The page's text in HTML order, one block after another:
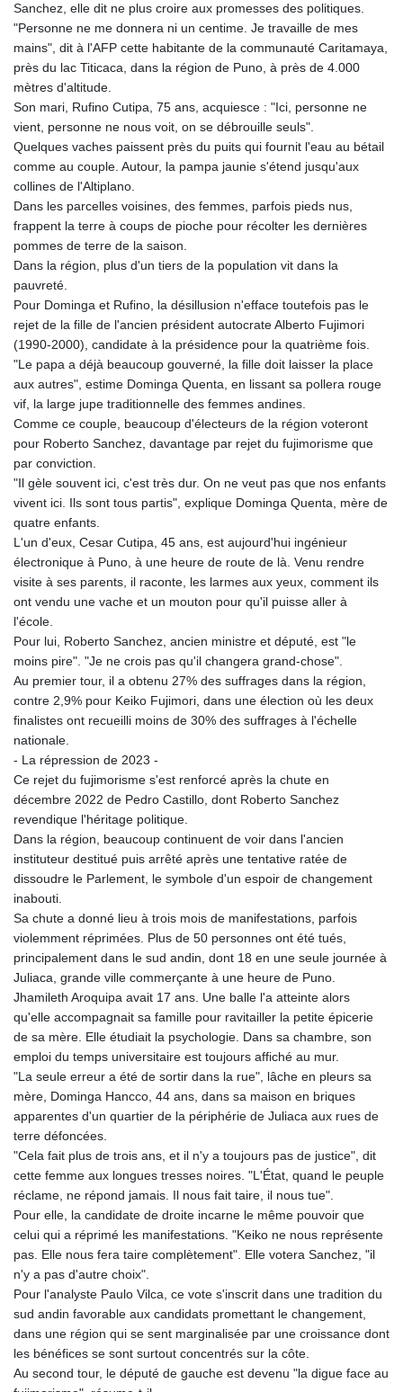
Sanchez, elle dit ne plus croire aux promesses des politiques.
"Personne ne me donnera ni un centime. Je travaille de mes
mains", dit à l'AFP cette habitante de la communauté Caritamaya,
près du lac Titicaca, dans la région de Puno, à près de 4.000
mètres d'altitude.
Son mari, Rufino Cutipa, 75 ans, acquiesce : "Ici, personne ne
vient, personne ne nous voit, on se débrouille seuls".
Quelques vaches paissent près du puits qui fournit l'eau au bétail
comme au couple. Autour, la pampa jaunie s'étend jusqu'aux
collines de l'Altiplano.
Dans les parcelles voisines, des femmes, parfois pieds nus,
frappent la terre à coups de pioche pour récolter les dernières
pommes de terre de la saison.
Dans la région, plus d'un tiers de la population vit dans la
pauvreté.
Pour Dominga et Rufino, la désillusion n'efface toutefois pas le
rejet de la fille de l'ancien président autocrate Alberto Fujimori
(1990-2000), candidate à la présidence pour la quatrième fois.
"Le papa a déjà beaucoup gouverné, la fille doit laisser la place
aux autres", estime Dominga Quenta, en lissant sa pollera rouge
vif, la large jupe traditionnelle des femmes andines.
Comme ce couple, beaucoup d'électeurs de la région voteront
pour Roberto Sanchez, davantage par rejet du fujimorisme que
par conviction.
"Il gèle souvent ici, c'est très dur. On ne veut pas que nos enfants
vivent ici. Ils sont tous partis", explique Dominga Quenta, mère de
quatre enfants.
L'un d'eux, Cesar Cutipa, 45 ans, est aujourd'hui ingénieur
électronique à Puno, à une heure de route de là. Venu rendre
visite à ses parents, il raconte, les larmes aux yeux, comment ils
ont vendu une vache et un mouton pour qu'il puisse aller à
l'école.
Pour lui, Roberto Sanchez, ancien ministre et député, est "le
moins pire". "Je ne crois pas qu'il changera grand-chose".
Au premier tour, il a obtenu 27% des suffrages dans la région,
contre 2,9% pour Keiko Fujimori, dans une élection où les deux
finalistes ont recueilli moins de 30% des suffrages à l'échelle
nationale.
- La répression de 2023 -
Ce rejet du fujimorisme s'est renforcé après la chute en
décembre 2022 de Pedro Castillo, dont Roberto Sanchez
revendique l'héritage politique.
Dans la région, beaucoup continuent de voir dans l'ancien
instituteur destitué puis arrêté après une tentative ratée de
dissoudre le Parlement, le symbole d'un espoir de changement
inabouti.
Sa chute a donné lieu à trois mois de manifestations, parfois
violemment réprimées. Plus de 50 personnes ont été tués,
principalement dans le sud andin, dont 18 en une seule journée à
Juliaca, grande ville commerçante à une heure de Puno.
Jhamileth Aroquipa avait 17 ans. Une balle l'a atteinte alors
qu'elle accompagnait sa famille pour ravitailler la petite épicerie
de sa mère. Elle étudiait la psychologie. Dans sa chambre, son
emploi du temps universitaire est toujours affiché au mur.
"La seule erreur a été de sortir dans la rue", lâche en pleurs sa
mère, Dominga Hancco, 44 ans, dans sa maison en briques
apparentes d'un quartier de la périphérie de Juliaca aux rues de
terre défoncées.
"Cela fait plus de trois ans, et il n'y a toujours pas de justice", dit
cette femme aux longues tresses noires. "L'État, quand le peuple
réclame, ne répond jamais. Il nous fait taire, il nous tue".
Pour elle, la candidate de droite incarne le même pouvoir que
celui qui a réprimé les manifestations. "Keiko ne nous représente
pas. Elle nous fera taire complètement". Elle votera Sanchez, "il
n'y a pas d'autre choix".
Pour l'analyste Paulo Vilca, ce vote s'inscrit dans une tradition du
sud andin favorable aux candidats promettant le changement,
dans une région qui se sent marginalisée par une croissance dont
les bénéfices se sont surtout concentrés sur la côte.
Au second tour, le député de gauche est devenu "la digue face au